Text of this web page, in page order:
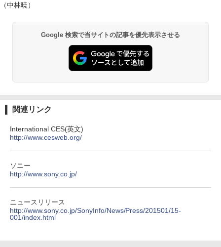
（中林暁）
Google 検索で当サイトの記事を優先表示させる
関連リンク
International CES(英文)
http://www.cesweb.org/
ソニー
http://www.sony.co.jp/
ニュースリリース
http://www.sony.co.jp/SonyInfo/News/Press/201501/15-
001/index.html